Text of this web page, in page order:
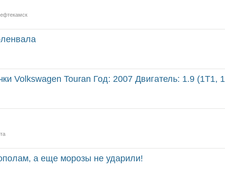
Volkswagen Touran Год: 2007 Двигатель: 1.9 (1T1,
а еще морозы не ударили!